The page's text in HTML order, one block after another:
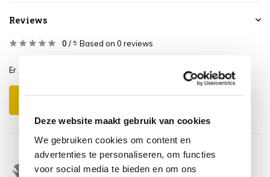
Deze website maakt gebruik van cookies
We gebruiken cookies om content en
advertenties te personaliseren, om functies
voor social media te bieden en om ons
Reviews
0 / 5 Based on 0 reviews
Er zijn nog geen reviews geschreven over dit product..
Schrijf je eigen review